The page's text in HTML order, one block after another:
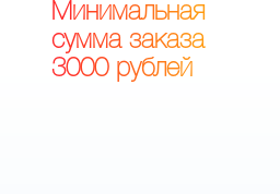
Минимальная
сумма заказа
3000 рублей